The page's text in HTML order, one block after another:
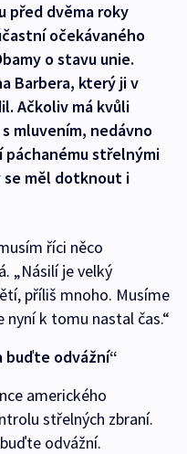
před dvěma roky
očekávaného
o stavu unie.
Barbera, který ji v
Ačkoliv má kvůli
mluvením, nedávno
střelnými
se měl dotknout i
říci něco
„Násilí je velký
příliš mnoho. Musíme
k tomu nastal čas.“
buďte odvážní“
amerického
střelných zbraní.
odvážní.